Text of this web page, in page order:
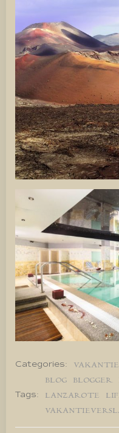
Categories: VAKANTIE
Tags:
BLOG BLOGGER
LANZAROTE